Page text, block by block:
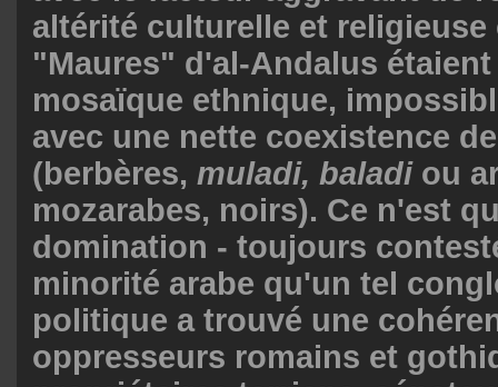
altérité culturelle et religieuse
"Maures" d'al-Andalus
mosaïque ethnique,
avec une nette coexistence
(berbères, muladi, baladi ou
mozarabes, noirs). Ce n'est
domination - toujours
minorité arabe qu'un tel
politique a trouvé une
oppresseurs romains et